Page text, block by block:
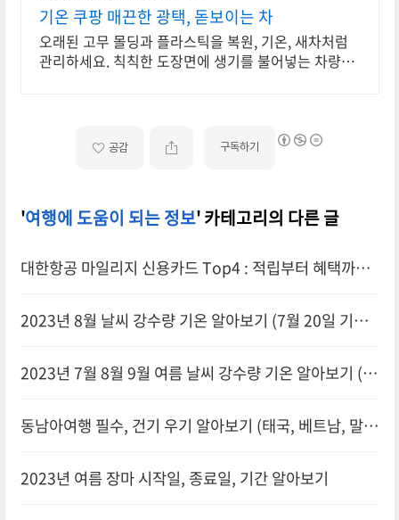
기온 쿠팡 매끈한 광택, 돋보이는 차
오래된 고무 몰딩과 플라스틱을 복원, 기온, 새차처럼
관리하세요. 칙칙한 도장면에 생기를 불어넣는 차량용
공감 구독하기
'여행에 도움이 되는 정보' 카테고리의 다른 글
대한항공 마일리지 신용카드 Top4 : 적립부터 혜택까지
2023년 8월 날씨 강수량 기온 알아보기 (7월 20일 기상
2023년 7월 8월 9월 여름 날씨 강수량 기온 알아보기 (기
동남아여행 필수, 건기 우기 알아보기 (태국, 베트남, 말레
2023년 여름 장마 시작일, 종료일, 기간 알아보기